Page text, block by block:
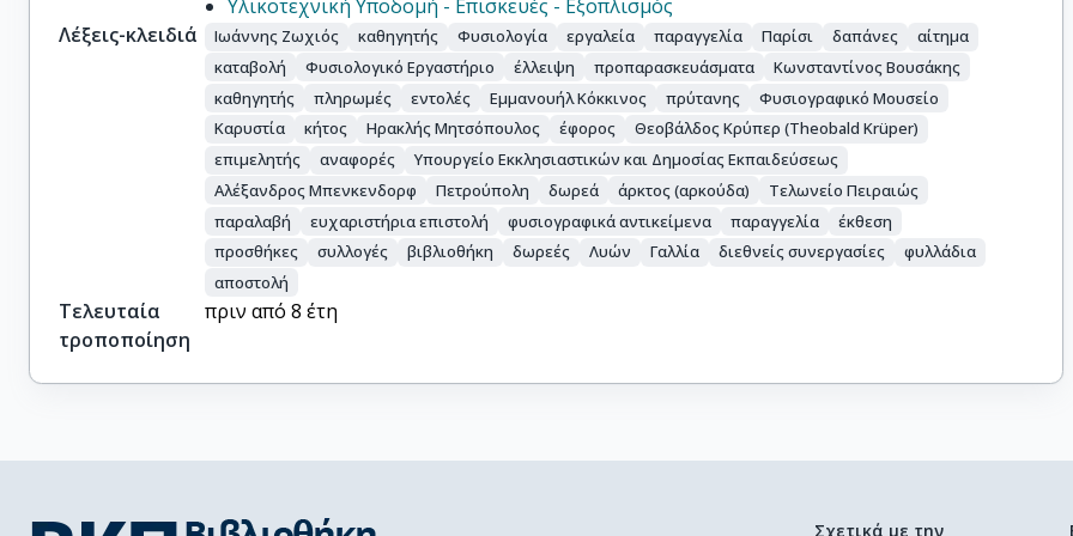
Υλικοτεχνική Υποδομή - Επισκευές - Εξοπλισμός
Λέξεις-κλειδιά
Ιωάννης Ζωχιός καθηγητής Φυσιολογία εργαλεία παραγγελία Παρίσι δαπάνες
αίτημα
καταβολή
Φυσιολογικό Εργαστήριο έλλειψη προπαρασκευάσματα
Κωνσταντίνος Βουσάκης
καθηγητής
πληρωμές εντολές Εμμανουήλ Κόκκινος πρύτανης
Φυσιογραφικό Μουσείο
Καρυστία
κήτος Ηρακλής Μητσόπουλος έφορος
Θεοβάλδος Κρύπερ (Theobald Krüper)
επιμελητής
αναφορές
Υπουργείο Εκκλησιαστικών και Δημοσίας Εκπαιδεύσεως
Αλέξανδρος Μπενκενδορφ
Πετρούπολη δωρεά άρκτος (αρκούδα)
Τελωνείο Πειραιώς
παραλαβή
ευχαριστήρια επιστολή φυσιογραφικά αντικείμενα παραγγελία
έκθεση
προσθήκες
συλλογές βιβλιοθήκη δωρεές Λυών Γαλλία διεθνείς συνεργασίες
φυλλάδια
αποστολή
Τελευταία
τροποποίηση
πριν από 8 έτη
Σχετικά με την